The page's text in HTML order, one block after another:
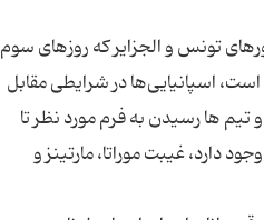
تونس و الجزایر که روزهای سوم
اسپانیایی‌ها در شرایطی مقابل
تیم ها رسیدن به فرم مورد نظر تا
دارد، غیبت موراتا، مارتینز و